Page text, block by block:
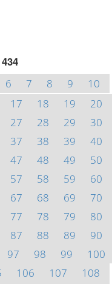
434
6 7 8 9
10
17 18 19
20
27 28 29
30
37 38 39
40
47 48 49
50
57 58 59
60
67 68 69
70
77 78 79
80
87 88 89
90
97 98 99
100
106 107
108